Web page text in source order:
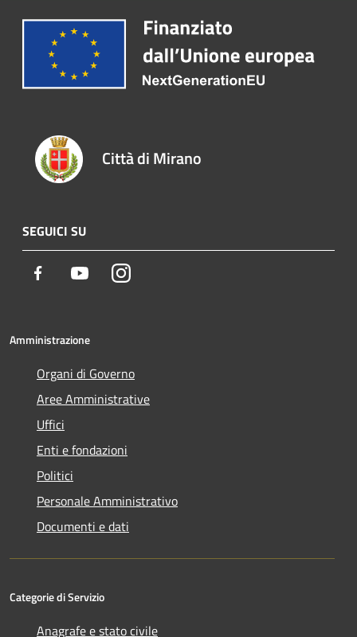
Città di Mirano
SEGUICI SU
Facebook YoutubeInstagram
Amministrazione
Organi di Governo
Aree Amministrative
Uffici
Enti e fondazioni
Politici
Personale Amministrativo
Documenti e dati
Categorie di Servizio
Anagrafe e stato civile